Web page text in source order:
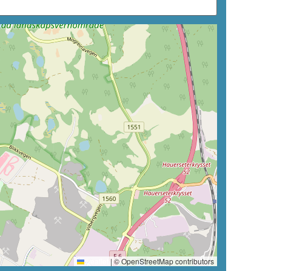
Leaflet | © OpenStreetMap contributors